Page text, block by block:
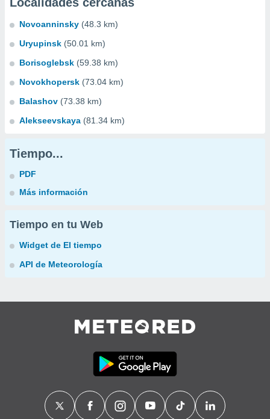
Novoanninsky (48.3 km)
Uryupinsk (50.01 km)
Borisoglebsk (59.38 km)
Novokhopersk (73.04 km)
Balashov (73.38 km)
Alekseevskaya (81.34 km)
Tiempo...
PDF
Más información
Tiempo en tu Web
Widget de El tiempo
API de Meteorología